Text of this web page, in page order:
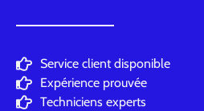
Service client disponible
Expérience prouvée
Techniciens experts